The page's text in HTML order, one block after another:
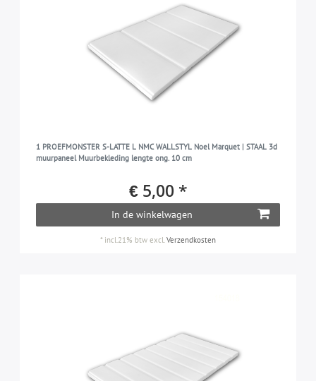
1 PROEFMONSTER S-LATTE L NMC WALLSTYL Noel Marquet | STAAL 3d
muurpaneel Muurbekleding lengte ong. 10 cm
€ 5,00 *
In de winkelwagen
* incl.21% btw excl.Verzendkosten